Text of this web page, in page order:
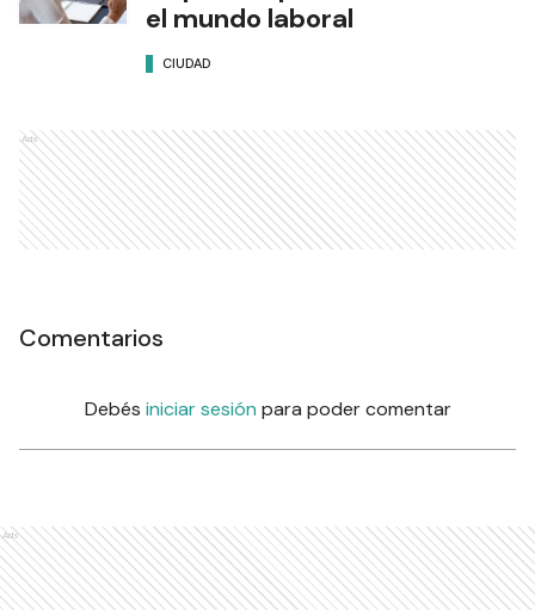
el mundo laboral
CIUDAD
Ads
Comentarios
Debés iniciar sesión para poder comentar
Ads